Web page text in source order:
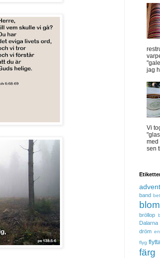
jag
Vi
med
sen
advent
band
bröllop
Dalarna
dröm
flyg
färg